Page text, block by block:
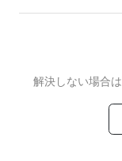
解決しない場合